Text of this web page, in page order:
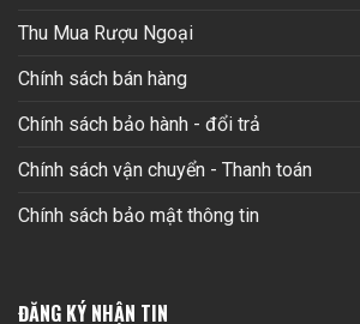
Thu Mua Rượu Ngoại
Chính sách bán hàng
Chính sách bảo hành - đổi trả
Chính sách vận chuyển - Thanh toán
Chính sách bảo mật thông tin
ĐĂNG KÝ NHẬN TIN